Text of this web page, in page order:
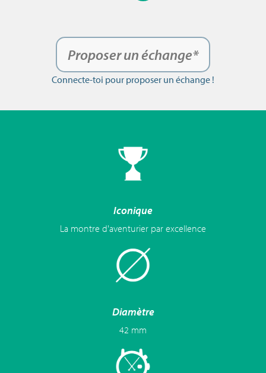
Proposer un échange*
Connecte-toi pour proposer un échange !
Iconique
La montre d'aventurier par excellence
Diamètre
42 mm